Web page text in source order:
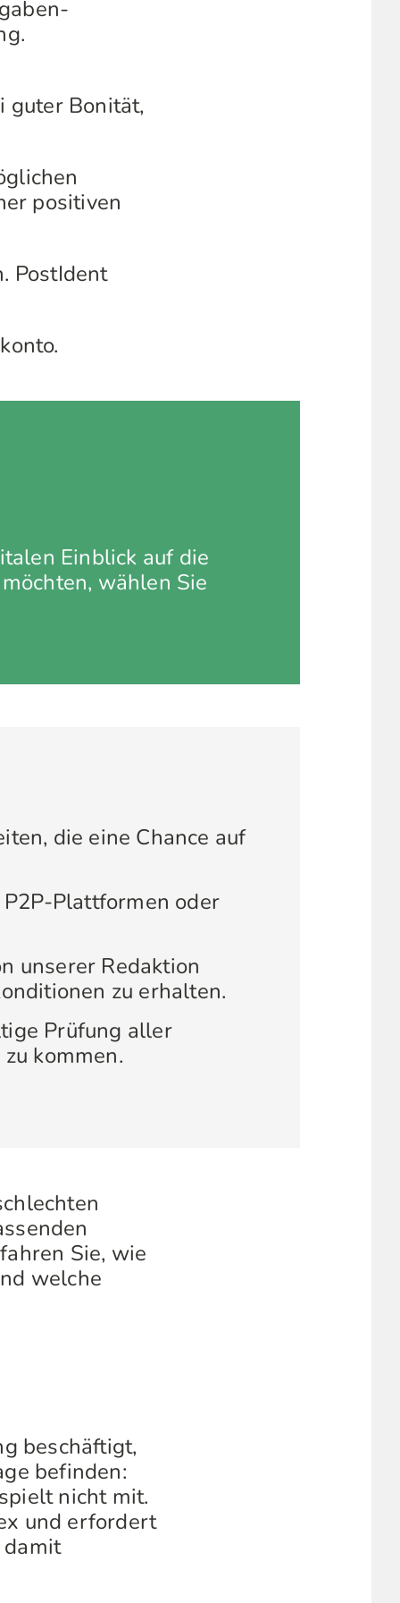
guter Bonität,
positiven
PostIdent
Einblick auf die
wählen Sie
die eine Chance auf
Plattformen oder
unserer Redaktion
zu erhalten.
Prüfung aller
kommen.
Sie, wie
welche
beschäftigt,
befinden:
nicht mit.
und erfordert
damit